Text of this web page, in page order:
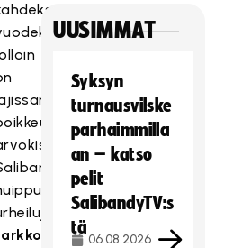
UUSIMMAT
Syksyn
turnausvilske
parhaimmilla
an – katso
pelit
SalibandyTV:s
tä
06.08.2026